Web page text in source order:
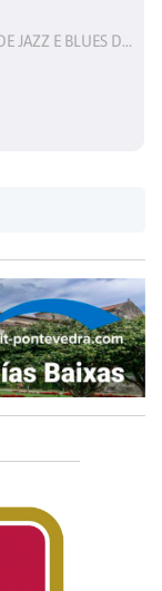
32º FESTIVAL INTERNACIONAL DE JAZZ E BLUES DE PONTEVEDRA